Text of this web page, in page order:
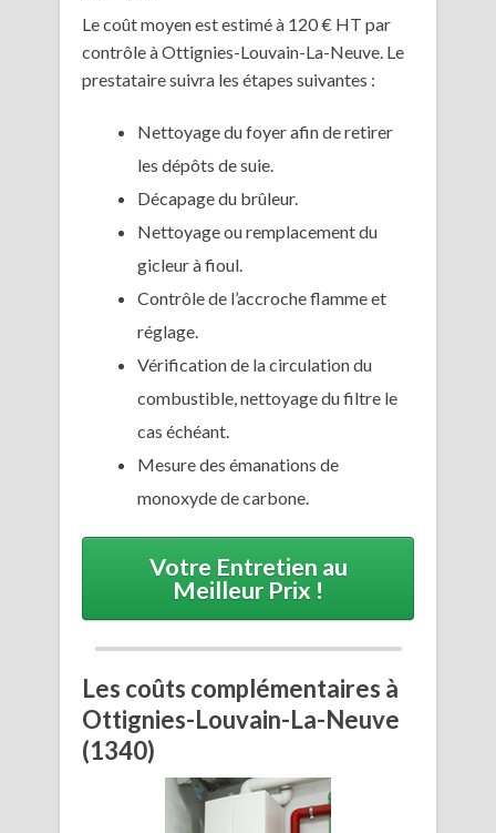
Le coût moyen est estimé à 120 € HT par
contrôle à Ottignies-Louvain-La-Neuve. Le
prestataire suivra les étapes suivantes :
Nettoyage du foyer afin de retirer
les dépôts de suie.
Décapage du brûleur.
Nettoyage ou remplacement du
gicleur à fioul.
Contrôle de l’accroche flamme et
réglage.
Vérification de la circulation du
combustible, nettoyage du filtre le
cas échéant.
Mesure des émanations de
monoxyde de carbone.
Votre Entretien au
Meilleur Prix !
Les coûts complémentaires à
Ottignies-Louvain-La-Neuve
(1340)